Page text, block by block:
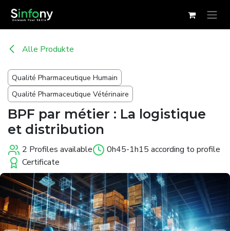
Alle Produkte
Qualité Pharmaceutique Humain
Qualité Pharmaceutique Vétérinaire
BPF par métier : La logistique
et distribution
2 Profiles available
0h45-1h15 according to profile
Certificate